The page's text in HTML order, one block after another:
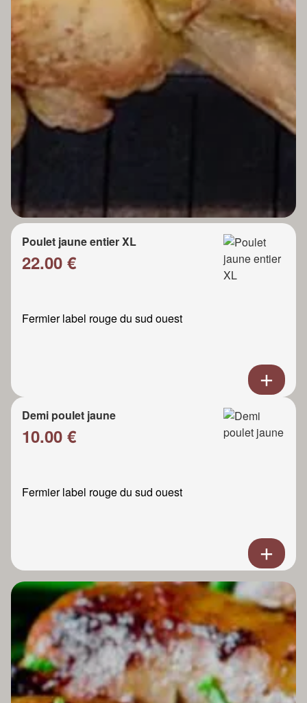
Poulet jaune entier XL
22.00 €
Fermier label rouge du sud ouest
Demi poulet jaune
10.00 €
Fermier label rouge du sud ouest